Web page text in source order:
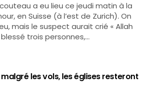
a eu lieu ce jeudi matin à la
en Suisse (à l’est de Zurich). On
mais le suspect aurait crié « Allah
trois personnes,…
les vols, les églises resteront